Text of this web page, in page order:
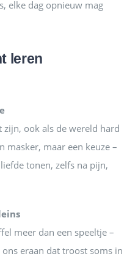
elke dag opnieuw mag
leren
zijn, ook als de wereld hard
masker, maar een keuze –
tonen, zelfs na pijn,
meer dan een speeltje –
eraan dat troost soms in